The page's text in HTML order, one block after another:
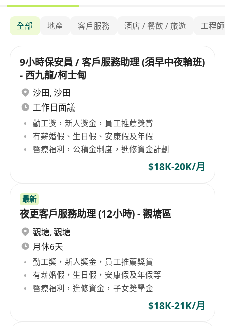
全部 地產 客戶服務 酒店 / 餐飲 / 旅遊 工程師
9小時保安員 / 客戶服務助理 (須早中夜輪班)
- 西九龍/柯士甸
沙田, 沙田
工作日面議
勤工獎，新人獎金，員工推薦獎賞
有薪婚假、生日假、安康假及年假
醫療福利，公積金制度，進修資金計劃
$18K-20K/月
最新
夜更客戶服務助理 (12小時) - 觀塘區
觀塘, 觀塘
月休6天
勤工獎，新人獎金，員工推薦獎賞
有薪婚假，生日假，安康假及年假等
醫療福利，進修資金，子女奬學金
$18K-21K/月